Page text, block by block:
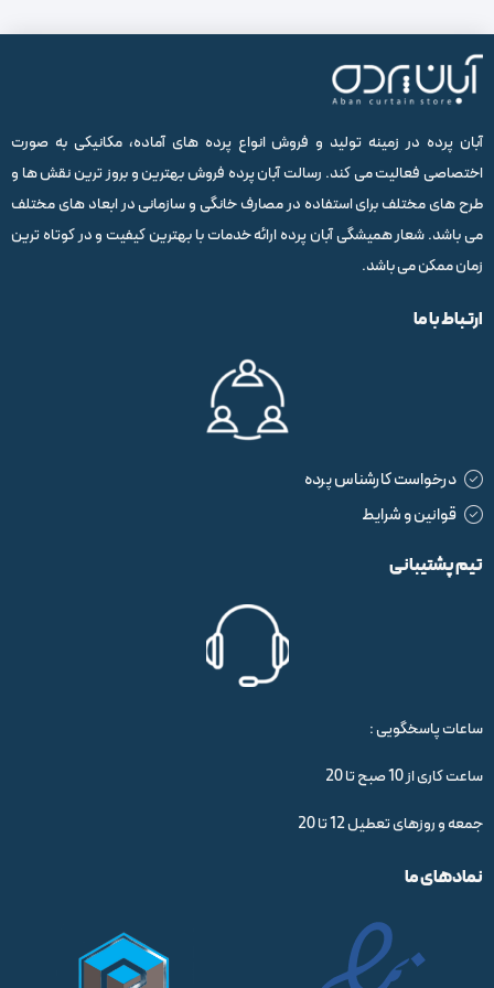
آبان پرده در زمینه تولید و فروش انواع پرده های آماده، مکانیکی به صورت
اختصاصی فعالیت می کند. رسالت آبان پرده فروش بهترین و بروز ترین نقش ها و
طرح های مختلف برای استفاده در مصارف خانگی و سازمانی در ابعاد های مختلف
می باشد. شعار همیشگی آبان پرده ارائه خدمات با بهترین کیفیت و در کوتاه ترین
زمان ممکن می باشد.
ارتباط با ما
درخواست کارشناس پرده
قوانین و شرایط
تیم پشتیبانی
ساعات پاسخگویی :
ساعت کاری از 10 صبح تا 20
جمعه و روزهای تعطیل 12 تا 20
نمادهای ما